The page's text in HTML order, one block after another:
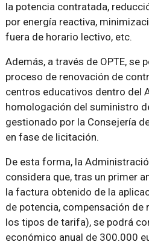
la potencia contratada,
por energía reactiva,
fuera de horario lectivo, etc.
Además, a través de OPTE, se
proceso de renovación de
centros educativos dentro del
homologación del suministro
gestionado por la Consejería
en fase de licitación.
De esta forma, la
considera que, tras un primer
la factura obtenido de la
de potencia, compensación de
los tipos de tarifa), se podrá
económico anual de 300.000